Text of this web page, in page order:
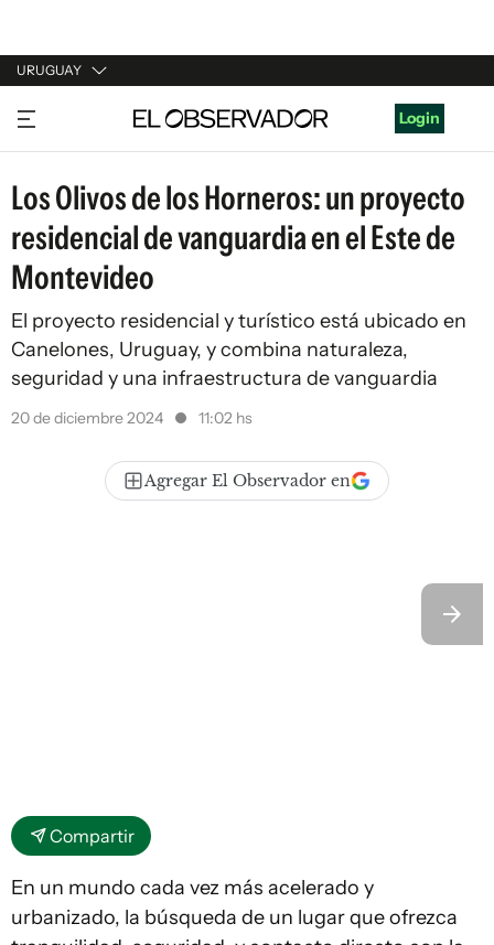
URUGUAY
URUGUAY
ARGENTINA
ESPAÑA
ESTADOS UNIDOS
Login
Los Olivos de los Horneros: un proyecto
residencial de vanguardia en el Este de
Montevideo
El proyecto residencial y turístico está ubicado en
Canelones, Uruguay, y combina naturaleza,
seguridad y una infraestructura de vanguardia
20 de diciembre 2024 11:02 hs
Agregar El Observador en
Compartir
En un mundo cada vez más acelerado y
urbanizado, la búsqueda de un lugar que ofrezca